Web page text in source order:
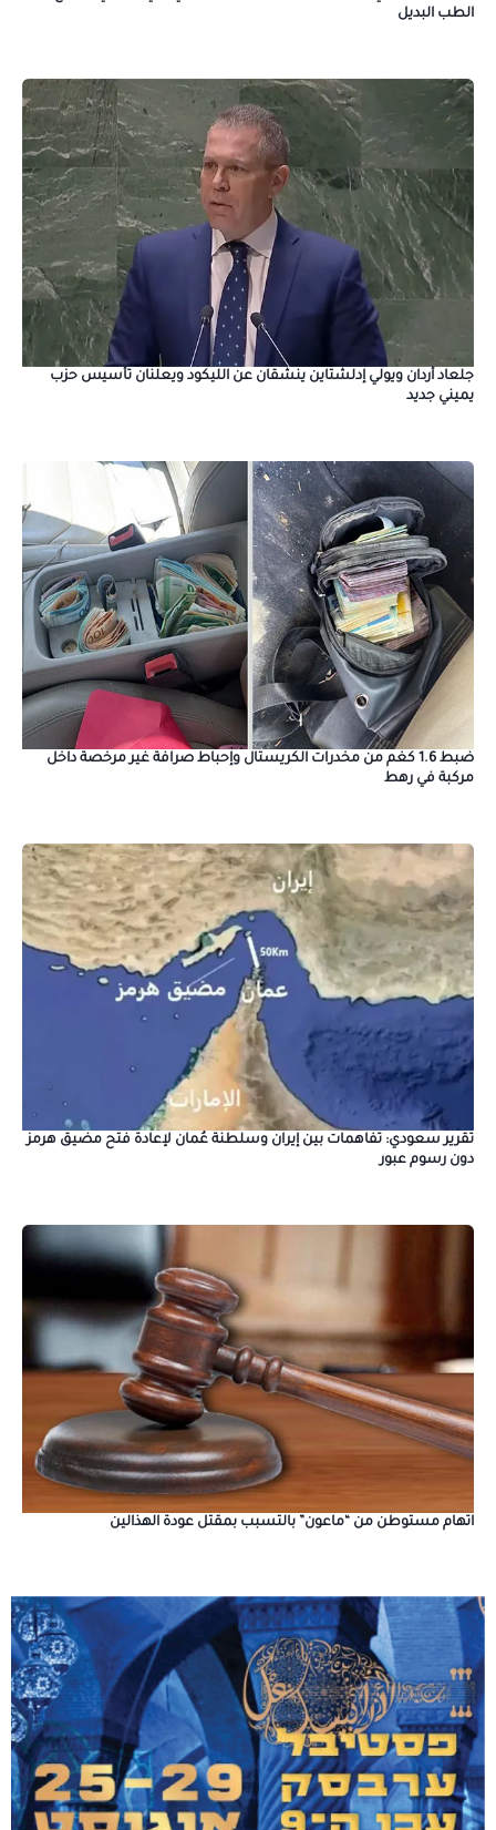
الطب البديل
جلعاد أردان ويولي إدلشتاين ينشقان عن الليكود ويعلنان تأسيس حزب
يميني جديد
ضبط 1.6 كغم من مخدرات الكريستال وإحباط صرافة غير مرخصة داخل
مركبة في رهط
تقرير سعودي: تفاهمات بين إيران وسلطنة عُمان لإعادة فتح مضيق هرمز
دون رسوم عبور
اتهام مستوطن من “ماعون” بالتسبب بمقتل عودة الهذالين